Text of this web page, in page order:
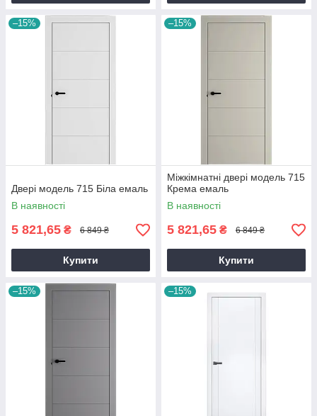
–15%
Двері модель 715 Біла емаль
В наявності
5 821,65 ₴ 6 849 ₴
Купити
–15%
Міжкімнатні двері модель 715
Крема емаль
В наявності
5 821,65 ₴ 6 849 ₴
Купити
–15% –15%